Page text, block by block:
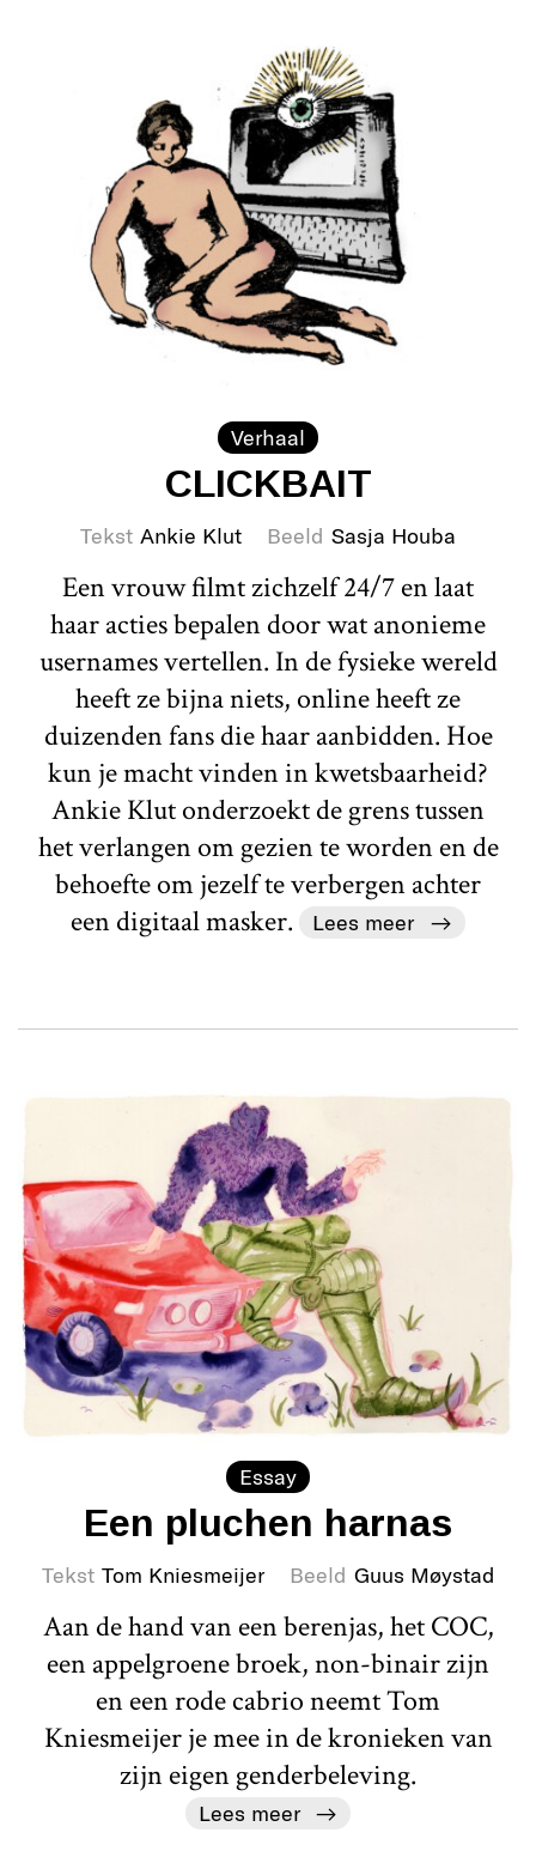
Verhaal
CLICKBAIT
Tekst Ankie Klut Beeld Sasja Houba
Een vrouw filmt zichzelf 24/7 en laat
haar acties bepalen door wat anonieme
usernames vertellen. In de fysieke wereld
heeft ze bijna niets, online heeft ze
duizenden fans die haar aanbidden. Hoe
kun je macht vinden in kwetsbaarheid?
Ankie Klut onderzoekt de grens tussen
het verlangen om gezien te worden en de
behoefte om jezelf te verbergen achter
een digitaal masker.
Lees meer
Essay
Een pluchen harnas
Tekst Tom Kniesmeijer Beeld Guus Møystad
Aan de hand van een berenjas, het COC,
een appelgroene broek, non-binair zijn
en een rode cabrio neemt Tom
Kniesmeijer je mee in de kronieken van
zijn eigen genderbeleving.
Lees meer